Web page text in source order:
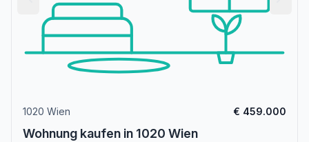
1020 Wien € 459.000
Wohnung kaufen in 1020 Wien